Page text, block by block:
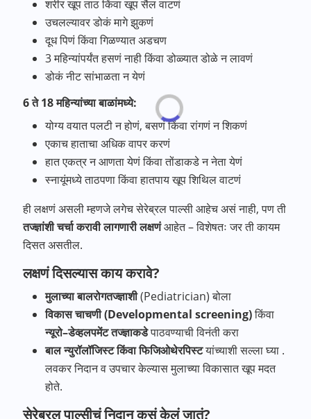
शरीर खूप ताठ किंवा खूप सैल वाटणं
उचलल्यावर डोकं मागे झुकणं
दूध पिणं किंवा गिळण्यात अडचण
3 महिन्यांपर्यंत हसणं नाही किंवा डोळ्यात डोळे न लावणं
डोकं नीट सांभाळता न येणं
6 ते 18 महिन्यांच्या बाळांमध्ये:
योग्य वयात पलटी न होणं, बसणं किंवा रांगणं न शिकणं
एकाच हाताचा अधिक वापर करणं
हात एकत्र न आणता येणं किंवा तोंडाकडे न नेता येणं
स्नायूंमध्ये ताठपणा किंवा हातपाय खूप शिथिल वाटणं
ही लक्षणं असली म्हणजे लगेच सेरेब्रल पाल्सी आहेच असं नाही, पण ती
तज्ज्ञांशीचर्चाकरावीलागणारीलक्षणंआहेत – विशेषतः जर ती कायम
दिसत असतील.
लक्षणं दिसल्यास काय करावे?
मुलाच्याबालरोगतज्ज्ञाशी(Pediatrician) बोला
विकासचाचणी(Developmental screening)किंवा
न्यूरो–डेव्हलपमेंटतज्ज्ञाकडेपाठवण्याची विनंती करा
बालन्युरॉलॉजिस्टकिंवाफिजिओथेरपिस्टयांच्याशी सल्ला घ्या .
लवकर निदान व उपचार केल्यास मुलाच्या विकासात खूप मदत
होते.
सेरेब्रल पाल्सीचं निदान कसं केलं जातं?